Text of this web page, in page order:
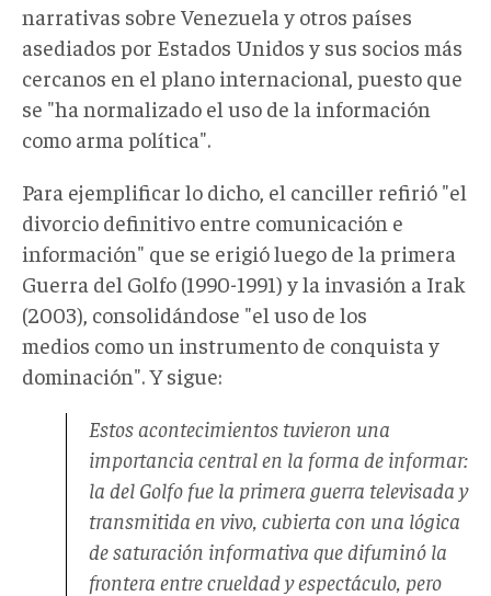
narrativas sobre Venezuela y otros países
asediados por Estados Unidos y sus socios más
cercanos en el plano internacional, puesto que
se "ha normalizado el uso de la información
como arma política".
Para ejemplificar lo dicho, el canciller refirió "el
divorcio definitivo entre comunicación e
información" que se erigió luego de la primera
Guerra del Golfo (1990-1991) y la invasión a Irak
(2003), consolidándose "el uso de los
medios como un instrumento de conquista y
dominación". Y sigue:
Estos acontecimientos tuvieron una
importancia central en la forma de informar:
la del Golfo fue la primera guerra televisada y
transmitida en vivo, cubierta con una lógica
de saturación informativa que difuminó la
frontera entre crueldad y espectáculo, pero